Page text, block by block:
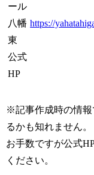
ール
八幡
東
公式
HP
https://
※記事作成時の情報
るかも知れません。
お手数ですが公式
ください。